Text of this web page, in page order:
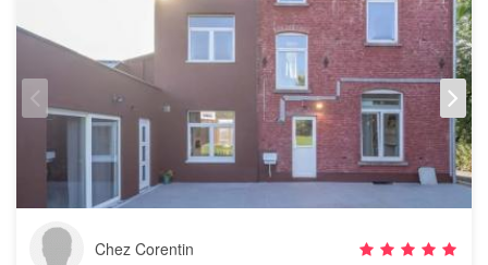
Chez Corentin